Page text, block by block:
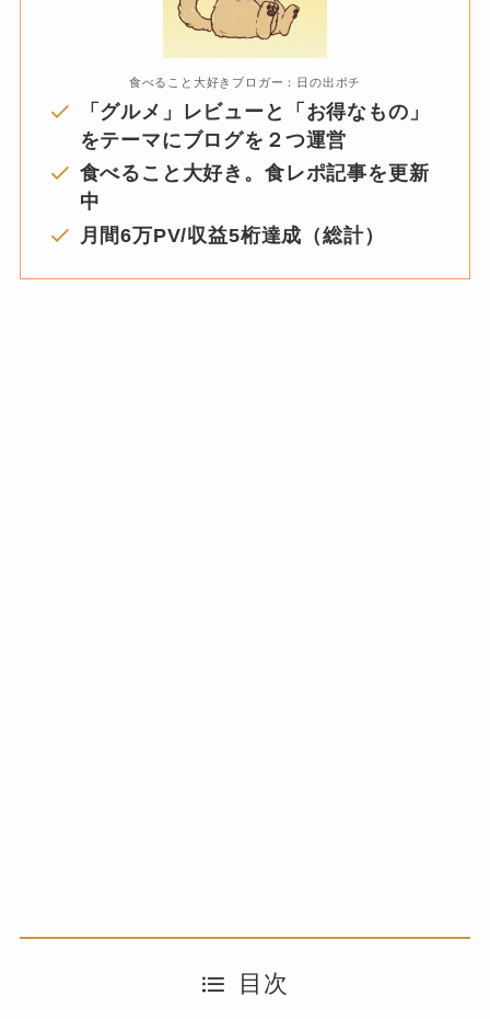
食べること大好きブロガー：日の出ポチ
「グルメ」レビューと「お得なもの」
をテーマにブログを２つ運営
食べること大好き。食レポ記事を更新
中
月間6万PV/収益5桁達成（総計）
目次